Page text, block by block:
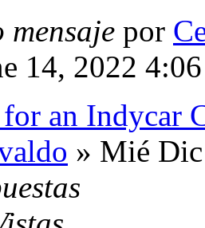
por
14, 2022
an Indycar
» Mié